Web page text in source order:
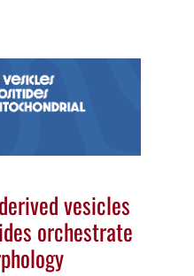
vesicles
orchestrate